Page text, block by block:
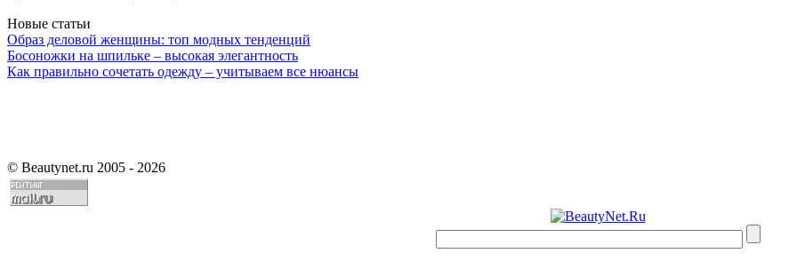
Новые статьи
Образ деловой женщины: топ модных тенденций
Босоножки на шпильке – высокая элегантность
Как правильно сочетать одежду – учитываем все нюансы
© Beautynet.ru 2005 - 2026